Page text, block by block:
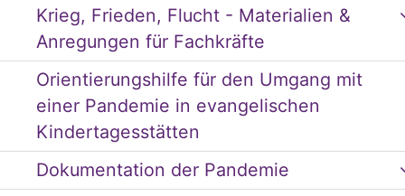
Krieg, Frieden, Flucht - Materialien &
Anregungen für Fachkräfte
Orientierungshilfe für den Umgang mit
einer Pandemie in evangelischen
Kindertagesstätten
Dokumentation der Pandemie